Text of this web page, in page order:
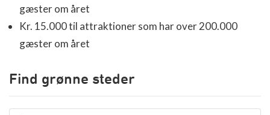
gæster om året
Kr. 15.000 til attraktioner som har over 200.000
gæster om året
Find grønne steder